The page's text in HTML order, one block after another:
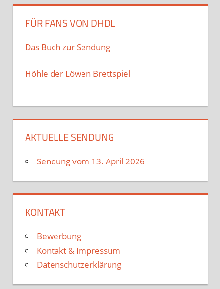
FÜR FANS VON DHDL
Das Buch zur Sendung
Höhle der Löwen Brettspiel
AKTUELLE SENDUNG
Sendung vom 13. April 2026
KONTAKT
Bewerbung
Kontakt & Impressum
Datenschutzerklärung